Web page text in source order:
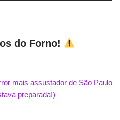
do Forno!
mais assustador de São Paulo
preparada!)